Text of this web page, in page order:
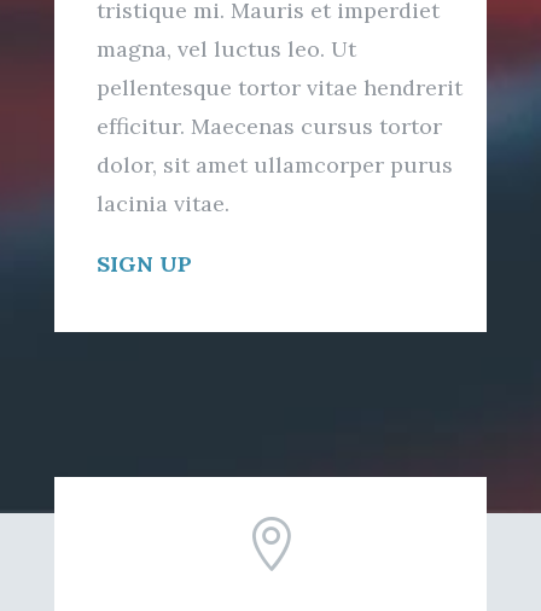
tristique mi. Mauris et imperdiet
magna, vel luctus leo. Ut
pellentesque tortor vitae hendrerit
efficitur. Maecenas cursus tortor
dolor, sit amet ullamcorper purus
lacinia vitae.
SIGN UP
